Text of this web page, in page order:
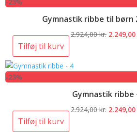
Gymnastik ribbe til børn
2.924,00kr. Den
2.249,00
Tilføj til kurv
-23%
Gymnastik ribbe
2.924,00kr. Den
2.249,00
Tilføj til kurv